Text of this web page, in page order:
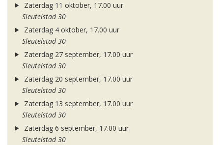
Zaterdag 11 oktober, 17.00 uur
Sleutelstad 30
Zaterdag 4 oktober, 17.00 uur
Sleutelstad 30
Zaterdag 27 september, 17.00 uur
Sleutelstad 30
Zaterdag 20 september, 17.00 uur
Sleutelstad 30
Zaterdag 13 september, 17.00 uur
Sleutelstad 30
Zaterdag 6 september, 17.00 uur
Sleutelstad 30